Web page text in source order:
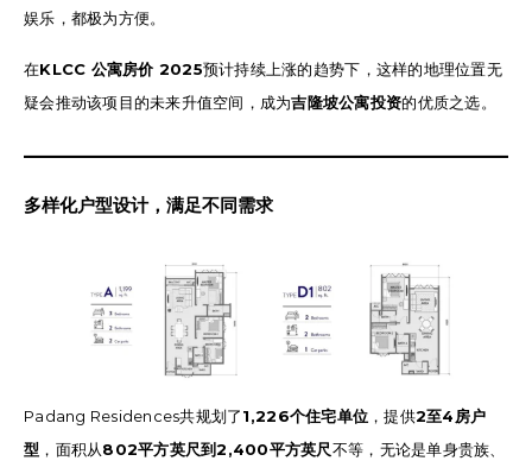
娱乐，都极为方便。
在KLCC 公寓房价 2025预计持续上涨的趋势下，这样的地理位置无
疑会推动该项目的未来升值空间，成为吉隆坡公寓投资的优质之选。
多样化户型设计，满足不同需求
Padang Residences共规划了1,226个住宅单位 ，提供2至4房户
型 ，面积从802平方英尺到2,400平方英尺不等，无论是单身贵族、